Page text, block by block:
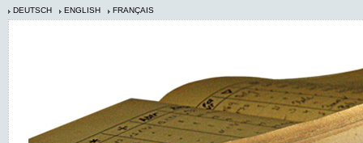
DEUTSCH ENGLISH FRANÇAIS